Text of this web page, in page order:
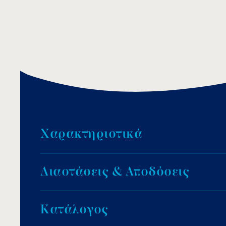
Χαρακτηριστικά
Θερμική προστασία και αδιάβροχη
Συχνότητα: 50Hz.
Βαθμός προστασίας: IP65.
CE για ασφάλεια και συμμόρφωση με
Διαστάσεις & Αποδόσεις
Κατάλογος